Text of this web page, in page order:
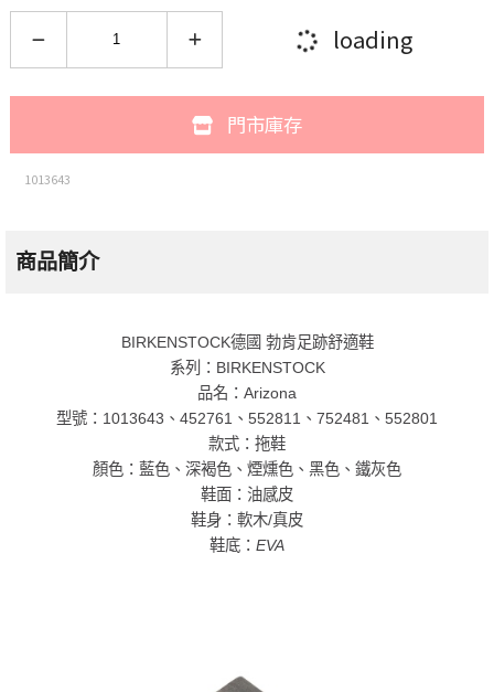
loading
門市庫存
1013643
商品簡介
BIRKENSTOCK德國 勃肯足跡舒適鞋
系列：BIRKENSTOCK
品名：Arizona
型號：1013643、452761、552811、752481、552801
款式：拖鞋
顏色：藍色、深褐色、煙燻色、黑色、鐵灰色
鞋面：油感皮
鞋身：軟木/真皮
鞋底： EVA